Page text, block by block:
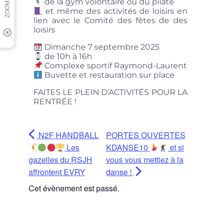
de la gym volontaire ou du pilate
et même des activités de loisirs en
lien avec le Comité des fêtes de des
loisirs
Dimanche 7 septembre 2025
de 10h à 16h
Complexe sportif Raymond-Laurent
Buvette et restauration sur place
FAITES LE PLEIN D’ACTIVITÉS POUR LA
RENTRÉE !
N2F HANDBALL
Les
gazelles du RSJH
affrontent EVRY
PORTES OUVERTES
KDANSE10
et si
vous vous mettiez à la
danse !
Cet évènement est passé.